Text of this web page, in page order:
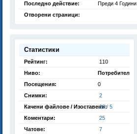
Последно действие:
Преди 4 Години
Отворени страници:
Статистики
Рейтинг:
110
Ниво:
Потребител
Посещения:
0
Снимки:
2
Качени файлове / Изоставени:
28 / 5
Коментари:
25
Чатове:
7